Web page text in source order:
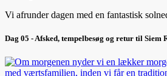
Vi afrunder dagen med en fantastisk
Dag 05 - Afsked, tempelbesøg og retur til Siem